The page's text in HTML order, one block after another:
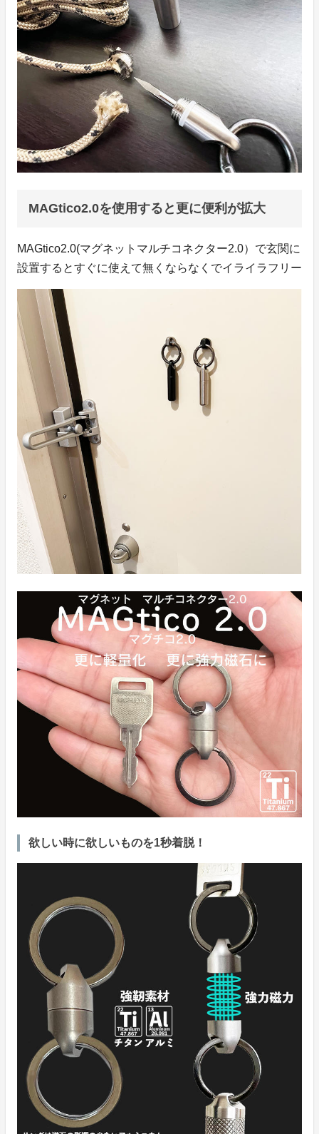
MAGtico2.0を使用すると更に便利が拡大
MAGtico2.0(マグネットマルチコネクター2.0）で玄関に
設置するとすぐに使えて無くならなくでイライラフリー
欲しい時に欲しいものを1秒着脱！